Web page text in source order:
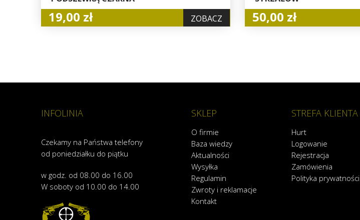
19,00 zł ZOBACZ 50,00 zł
INFOLINIA
Czekamy na Państwa telefony
od poniedziałku do piątku
w godz. od 08.00 do 16.00
W soboty od 10.00 do 14.00
SKLEP
O firmie
Baza wiedzy
Aktualności
Wysyłka
Regulamin
Zwroty i reklamacje
Kontakt
STREFA KLIENTA
Hurt
Logowanie
Rejestracja
Zamówienia
Polityka prywatności